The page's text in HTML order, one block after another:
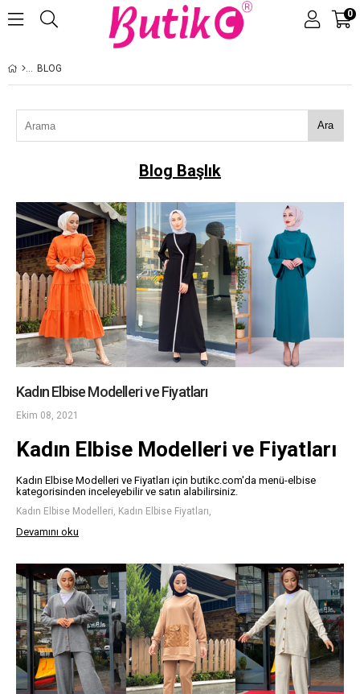
0
BLOG
Ara
Blog Başlık
Kadın Elbise Modelleri ve Fiyatları
Ekim 08, 2021
Kadın Elbise Modelleri ve Fiyatları
Kadın Elbise Modelleri ve Fiyatları için butikc.com'da menü-elbise
kategorisinden inceleyebilir ve satın alabilirsiniz.
Kadın Elbise Modelleri, Kadın Elbise Fiyatları,
Devamını oku